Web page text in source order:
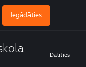
Iegādāties
Dalīties